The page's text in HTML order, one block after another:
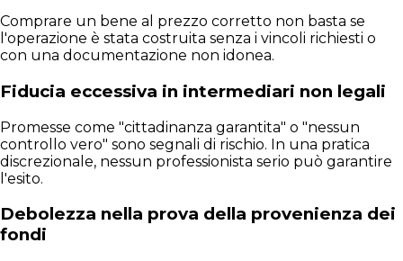
Comprare un bene al prezzo corretto non basta se
l'operazione è stata costruita senza i vincoli richiesti o
con una documentazione non idonea.
Fiducia eccessiva in intermediari non legali
Promesse come "cittadinanza garantita" o "nessun
controllo vero" sono segnali di rischio. In una pratica
discrezionale, nessun professionista serio può garantire
l'esito.
Debolezza nella prova della provenienza dei
fondi